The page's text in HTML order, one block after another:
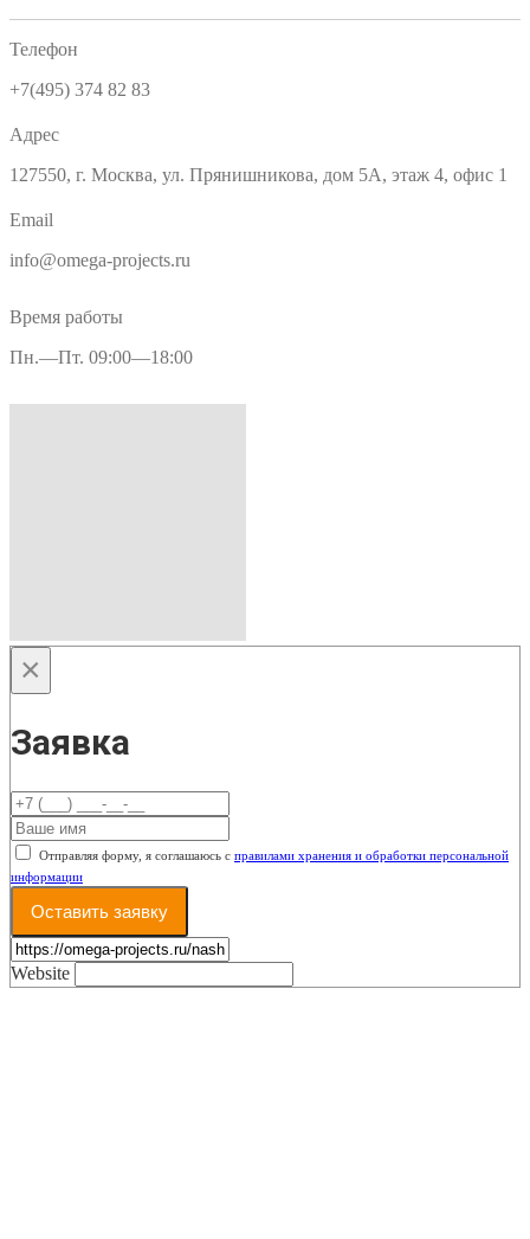
Телефон
+7(495) 374 82 83
Адрес
127550, г. Москва, ул. Прянишникова, дом 5А, этаж 4, офис 1
Email
info@omega-projects.ru
Время работы
Пн.—Пт. 09:00—18:00
×
Заявка
Отправляя форму, я соглашаюсь с правилами хранения и обработки персональной
информации
Оставить заявку
Website